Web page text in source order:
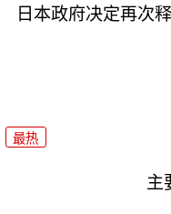
日本政府决定再次
最热
主